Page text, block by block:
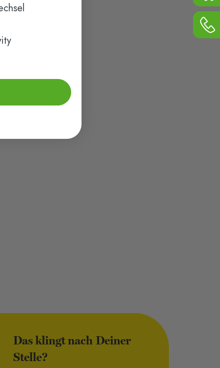
Das klingt nach Deiner
Stelle?